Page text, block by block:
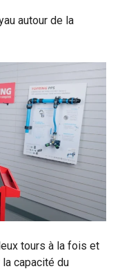
autour de la
tours à la fois et
capacité du